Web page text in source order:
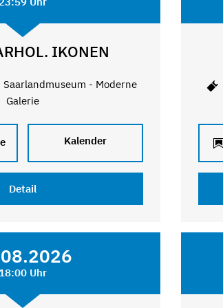
IKONEN
Saarlandmuseum - Moderne
Galerie
Kalender
Detail
Uhr